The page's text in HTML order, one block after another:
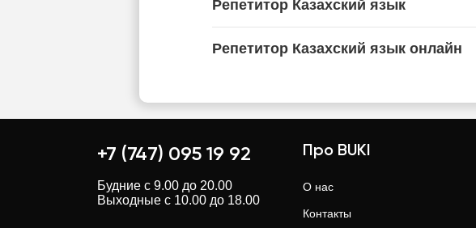
Репетитор Казахский язык
Репетитор Казахский язык онлайн
+7 (747) 095 19 92
Будние с 9.00 до 20.00
Выходные с 10.00 до 18.00
Про BUKI
О нас
Контакты